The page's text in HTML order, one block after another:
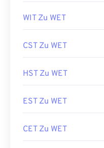
WIT Zu WET
CST Zu WET
HST Zu WET
EST Zu WET
CET Zu WET